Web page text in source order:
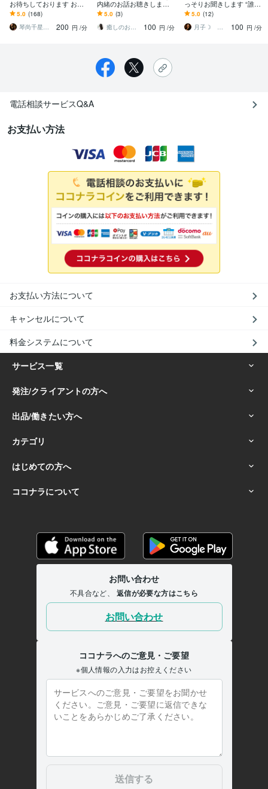
お待ちしております お悩
み全般・80才⬅過去最長
年齢相談者様ー
5.0 (168)
琴尚千星ことなおチセイ
200 円 /分
内緒のお話お聴きします
誰にも言えない色んなお
話 ゆっくりリラックスし
て話そう❤︎
5.0 (3)
癒しのお部屋＊あい
100 円 /分
っそりお聞きします “誰に
も言えない㊙️”が言える場
所✨
5.0 (12)
月子☽ スナック灯（あかり）
100 円 /分
電話相談サービスQ&A
お支払い方法
お支払い方法について
キャンセルについて
料金システムについて